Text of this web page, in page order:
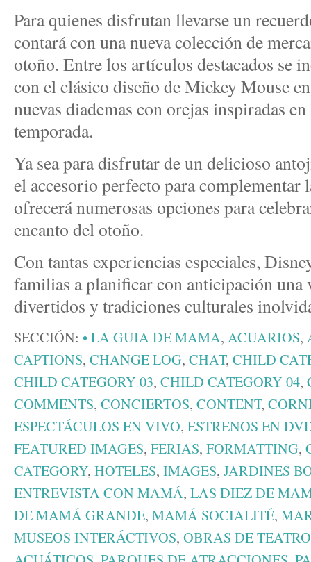
Para quienes disfrutan llevarse un
contará con una nueva colección de
otoño. Entre los artículos destacados se
con el clásico diseño de Mickey Mouse
nuevas diademas con orejas inspiradas
temporada.
Ya sea para disfrutar de un delicioso
el accesorio perfecto para
ofrecerá numerosas opciones para
encanto del otoño.
Con tantas experiencias especiales,
familias a planificar con anticipación una
divertidos y tradiciones culturales
SECCIÓN: • LA GUIA DE MAMA, ACUARIOS,
CAPTIONS, CHANGE LOG, CHAT, CHILD
CHILD CATEGORY 03, CHILD CATEGORY 04,
COMMENTS, CONCIERTOS, CONTENT,
ESPECTÁCULOS EN VIVO, ESTRENOS EN
FEATURED IMAGES, FERIAS, FORMATTING,
CATEGORY, HOTELES, IMAGES, JARDINES
ENTREVISTA CON MAMÁ, LAS DIEZ DE
DE MAMÁ GRANDE, MAMÁ SOCIALITÉ,
MUSEOS INTERÁCTIVOS, OBRAS DE TEATRO